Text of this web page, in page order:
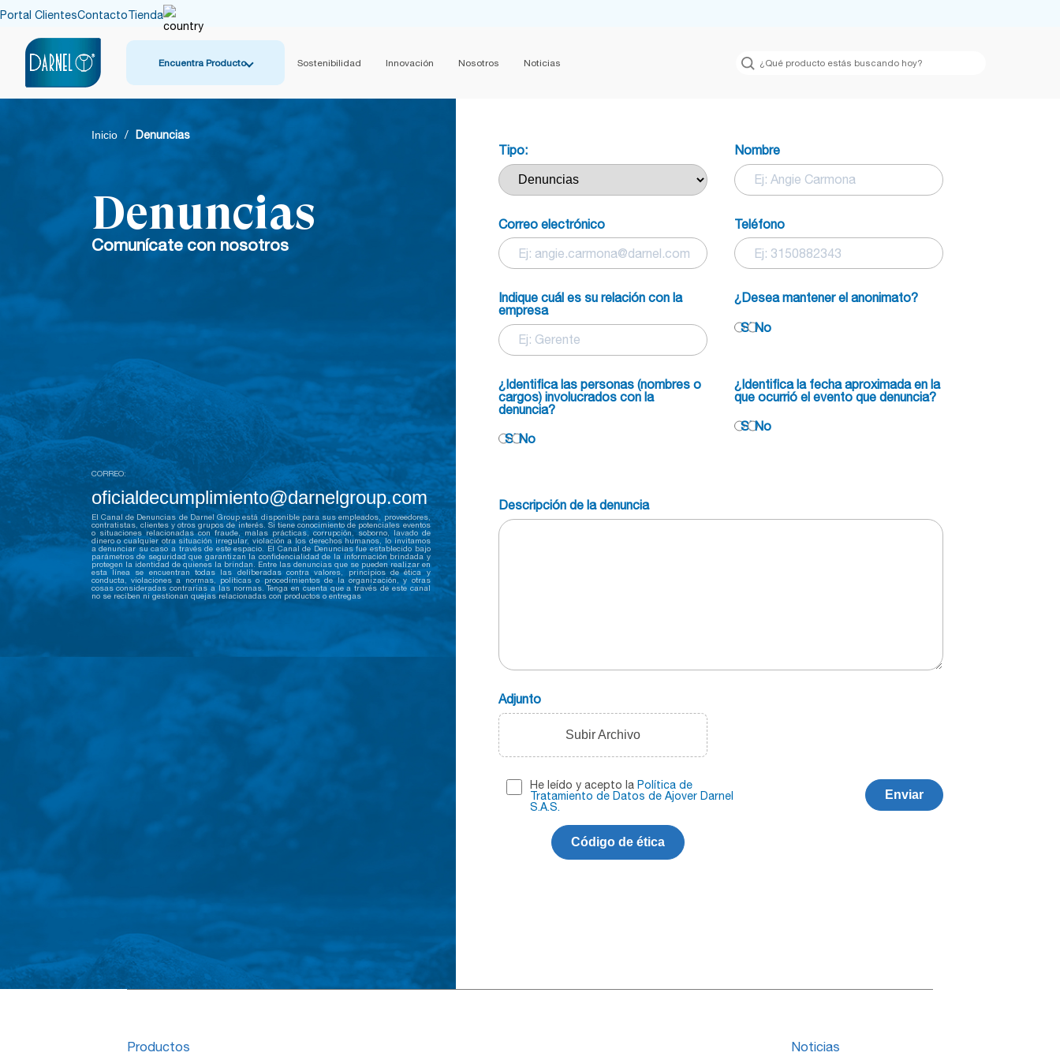
Portal ClientesContactoTienda
Argentina
Encuentra Producto Sostenibilidad Innovación Nosotros Noticias
Inicio / Denuncias
Denuncias
Comunícate con nosotros
CORREO:
oficialdecumplimiento@darnelgroup.com
El Canal de Denuncias de Darnel Group está disponible para sus empleados, proveedores,
contratistas, clientes y otros grupos de interés. Si tiene conocimiento de potenciales eventos
o situaciones relacionadas con fraude, malas prácticas, corrupción, soborno, lavado de
dinero o cualquier otra situación irregular, violación a los derechos humanos, lo invitamos
a denunciar su caso a través de este espacio. El Canal de Denuncias fue establecido bajo
parámetros de seguridad que garantizan la confidencialidad de la información brindada y
protegen la identidad de quienes la brindan. Entre las denuncias que se pueden realizar en
esta línea se encuentran todas las deliberadas contra valores, principios de ética y
conducta, violaciones a normas, políticas o procedimientos de la organización, y otras
cosas consideradas contrarias a las normas. Tenga en cuenta que a través de este canal
no se reciben ni gestionan quejas relacionadas con productos o entregas
Tipo: Nombre
Correo electrónico Teléfono
Indique cuál es su relación con la
empresa
¿Desea mantener el anonimato?
SiNo
¿Identifica las personas (nombres o
cargos) involucrados con la
denuncia?
SiNo
¿Identifica la fecha aproximada en la
que ocurrió el evento que denuncia?
SiNo
Descripción de la denuncia
Adjunto
Subir Archivo
He leído y acepto la Política de
Tratamiento de Datos de Ajover Darnel
S.A.S.
Enviar
Código de ética
Productos Noticias